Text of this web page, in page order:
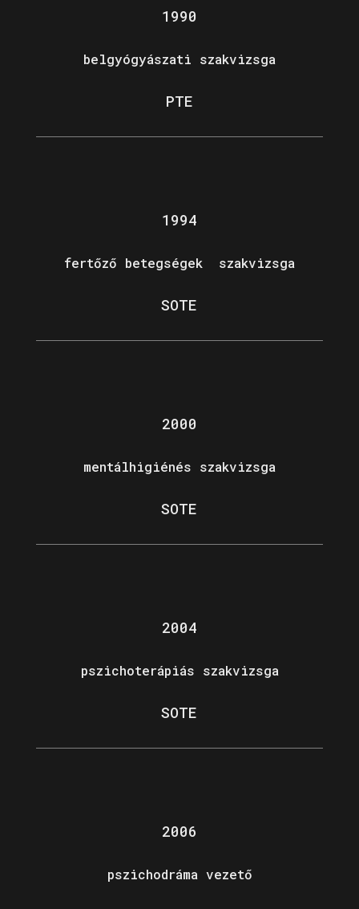
1990
belgyógyászati szakvizsga
PTE
1994
fertőző betegségek szakvizsga
SOTE
2000
mentálhigiénés szakvizsga
SOTE
2004
pszichoterápiás szakvizsga
SOTE
2006
pszichodráma vezető